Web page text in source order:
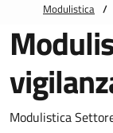
Modulistica /
Modulistica